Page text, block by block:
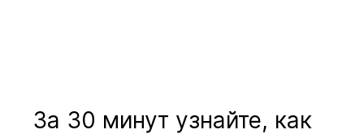
За 30 минут узнайте, как